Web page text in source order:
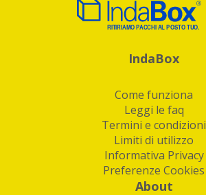
IndaBox
Come funziona
Leggi le faq
Termini e condizioni
Limiti di utilizzo
Informativa Privacy
Preferenze Cookies
About